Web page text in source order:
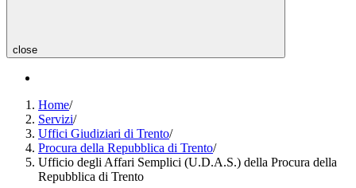
close
Home/
Servizi/
Uffici Giudiziari di Trento/
Procura della Repubblica di Trento/
Ufficio degli Affari Semplici (U.D.A.S.) della Procura della
Repubblica di Trento